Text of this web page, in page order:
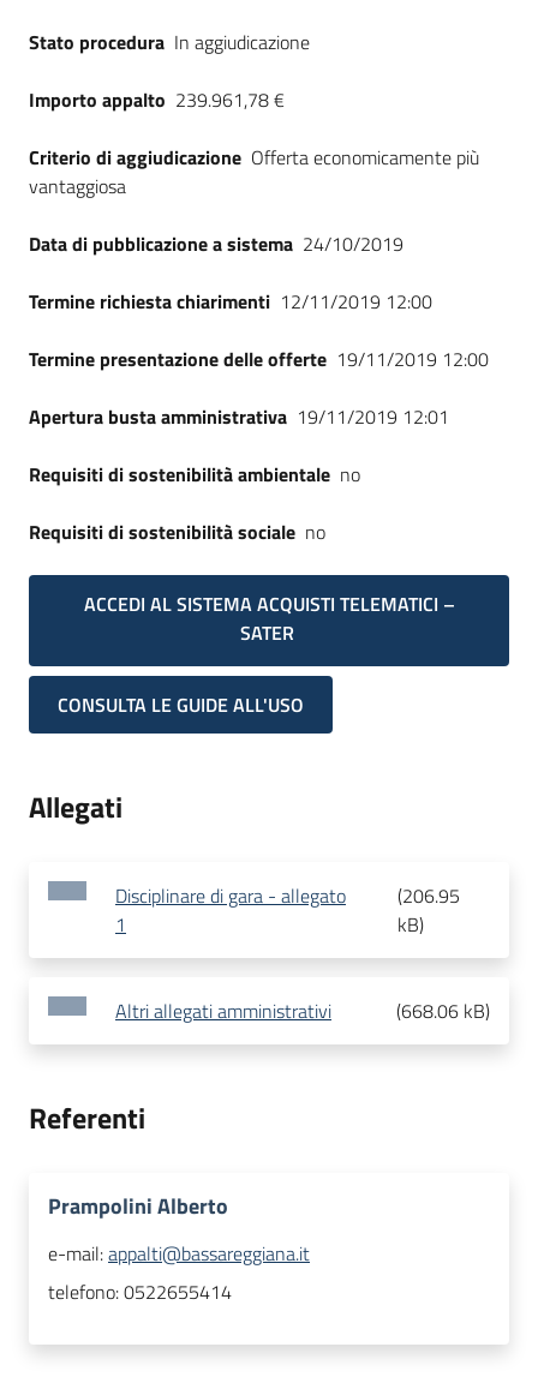
Stato procedura In aggiudicazione
Importo appalto 239.961,78 €
Criterio di aggiudicazione Offerta economicamente più
vantaggiosa
Data di pubblicazione a sistema 24/10/2019
Termine richiesta chiarimenti 12/11/2019 12:00
Termine presentazione delle offerte 19/11/2019 12:00
Apertura busta amministrativa 19/11/2019 12:01
Requisiti di sostenibilità ambientale no
Requisiti di sostenibilità sociale no
ACCEDI AL SISTEMA ACQUISTI TELEMATICI –
SATER
CONSULTA LE GUIDE ALL'USO
Allegati
Disciplinare di gara - allegato
1
(206.95
kB)
Altri allegati amministrativi (668.06 kB)
Referenti
Prampolini Alberto
e-mail:appalti@bassareggiana.it
telefono:0522655414